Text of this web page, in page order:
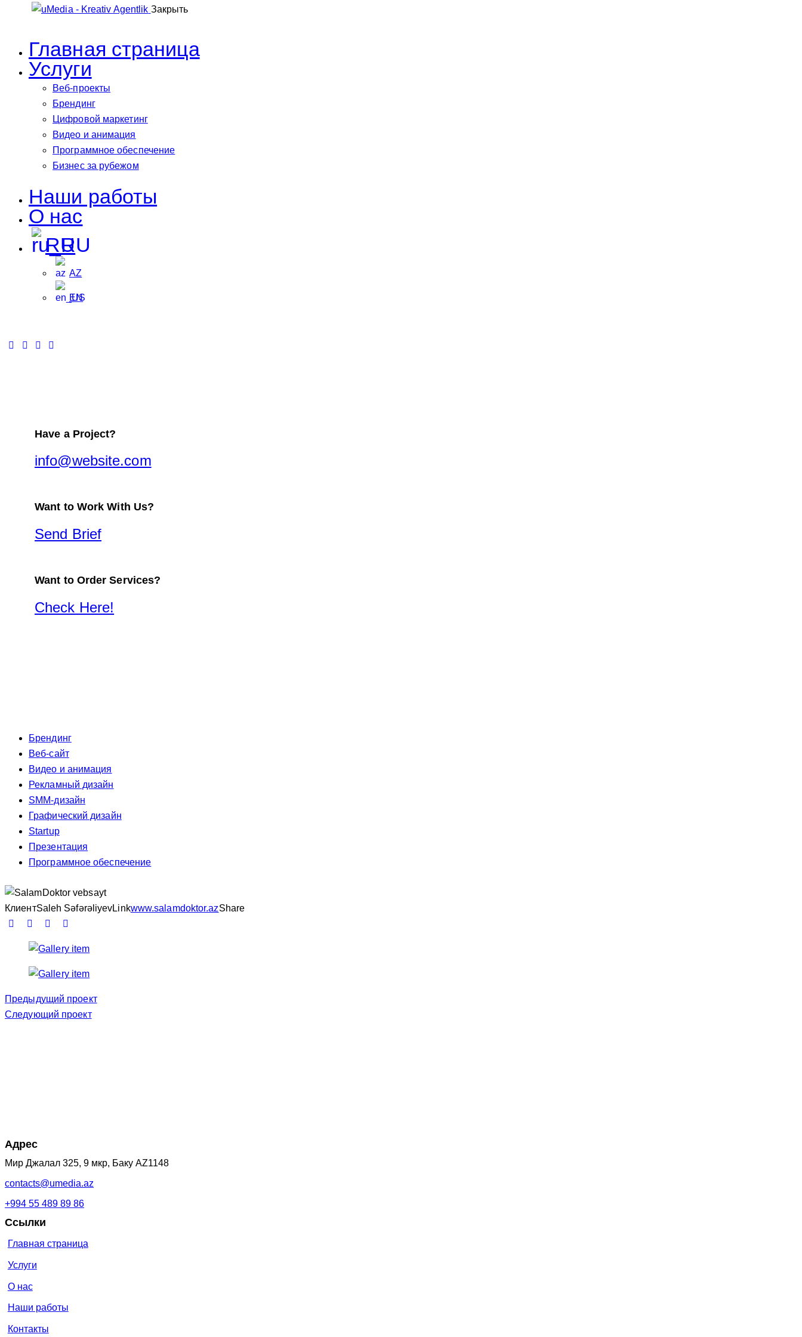
Закрыть
Главная страница
Услуги
Веб-проекты
Брендинг
Цифровой маркетинг
Видео и анимация
Программное обеспечение
Бизнес за рубежом
Наши работы
О нас
RU
AZ
EN
Have a Project?
info@website.com
Want to Work With Us?
Send Brief
Want to Order Services?
Check Here!
Брендинг
Веб-сайт
Видео и анимация
Рекламный дизайн
SMM-дизайн
Графический дизайн
Startup
Презентация
Программное обеспечение
КлиентSaleh SəfərəliyevLinkwww.salamdoktor.azShare
Навигация
Предыдущий проект
Следующий проект
Адрес
Мир Джалал 325, 9 мкр, Баку AZ1148
contacts@umedia.az
+994 55 489 89 86
Ссылки
Главная страница
Услуги
О нас
Наши работы
Контакты